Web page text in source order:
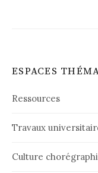
g
a
t
o
ESPACES
Ressources
Travaux
Culture